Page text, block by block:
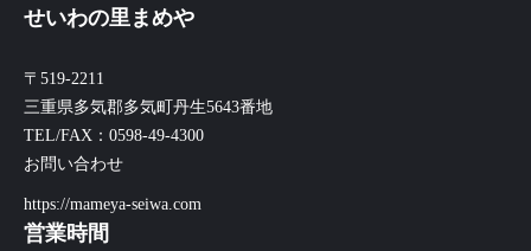
せいわの里まめや
〒519-2211
三重県多気郡多気町丹生5643番地
TEL/FAX：0598-49-4300
お問い合わせ
https://mameya-seiwa.com
営業時間